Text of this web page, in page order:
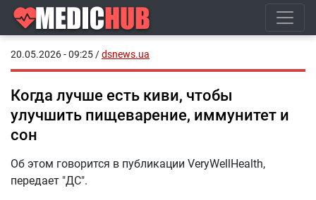
20.05.2026 - 09:25 /dsnews.ua
Когда лучше есть киви, чтобы
улучшить пищеварение, иммунитет и
сон
Об этом говорится в публикации VeryWellHealth,
передает "ДС".